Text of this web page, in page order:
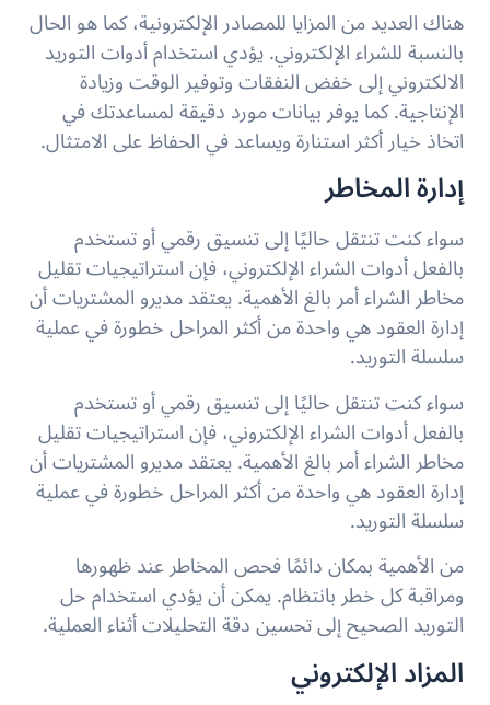
هناك العديد من المزايا للمصادر الإلكترونية، كما هو الحال
بالنسبة للشراء الإلكتروني. يؤدي استخدام أدوات التوريد
الالكتروني إلى خفض النفقات وتوفير الوقت وزيادة
الإنتاجية. كما يوفر بيانات مورد دقيقة لمساعدتك في
اتخاذ خيار أكثر استنارة ويساعد في الحفاظ على الامتثال.
إدارة المخاطر
سواء كنت تنتقل حاليًا إلى تنسيق رقمي أو تستخدم
بالفعل أدوات الشراء الإلكتروني، فإن استراتيجيات تقليل
مخاطر الشراء أمر بالغ الأهمية. يعتقد مديرو المشتريات أن
إدارة العقود هي واحدة من أكثر المراحل خطورة في عملية
سلسلة التوريد.
سواء كنت تنتقل حاليًا إلى تنسيق رقمي أو تستخدم
بالفعل أدوات الشراء الإلكتروني، فإن استراتيجيات تقليل
مخاطر الشراء أمر بالغ الأهمية. يعتقد مديرو المشتريات أن
إدارة العقود هي واحدة من أكثر المراحل خطورة في عملية
سلسلة التوريد.
من الأهمية بمكان دائمًا فحص المخاطر عند ظهورها
ومراقبة كل خطر بانتظام. يمكن أن يؤدي استخدام حل
التوريد الصحيح إلى تحسين دقة التحليلات أثناء العملية.
المزاد الإلكتروني